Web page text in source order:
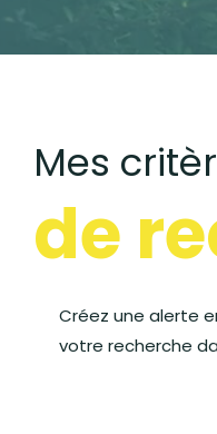
Mes
de
Créez une alerte
votre recherche